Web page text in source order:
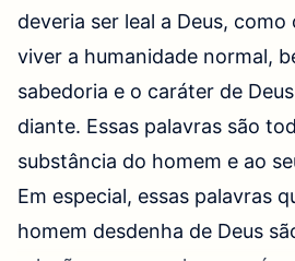
em seus limites próprios e
próprias noções. Em vez
exigir de si mesmos como
pegadas de Deus, como
aparição de Deus e como
à nova obra de Deus; isso é
deveria fazer. Como o
deveria ser leal a Deus,
viver a humanidade normal,
sabedoria e o caráter de
diante. Essas palavras são
substância do homem e ao
Em especial, essas palavras
homem desdenha de Deus